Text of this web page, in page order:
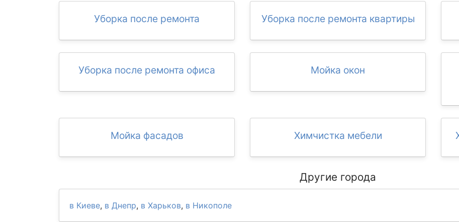
Уборка после ремонта Уборка после ремонта квартиры
Уборка после ремонта офиса Мойка окон
Мойка фасадов Химчистка мебели
Другие города
в Киеве, в Днепр, в Харьков, в Никополе